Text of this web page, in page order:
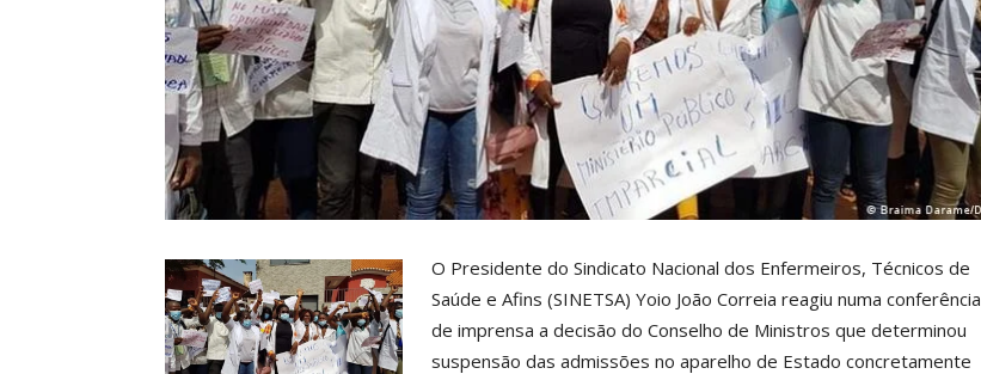
O Presidente do Sindicato Nacional dos Enfermeiros, Técnicos de
Saúde e Afins (SINETSA) Yoio João Correia reagiu numa conferência
de imprensa a decisão do Conselho de Ministros que determinou
suspensão das admissões no aparelho de Estado concretamente